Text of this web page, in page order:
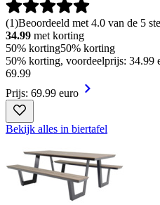
(1)Beoordeeld met 4.0 van de 5
34.99 met korting
50% korting50% korting
50% korting, voordeelprijs: 34.99
69.99
Prijs: 69.99 euro
Bekijk alles in biertafel